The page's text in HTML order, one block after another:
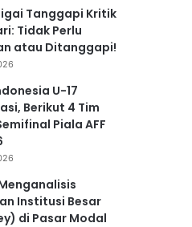
Tanggapi Kritik
Tidak Perlu
atau Ditanggapi!
U-17
Berikut 4 Tim
Piala AFF
Institusi Besar
di Pasar Modal